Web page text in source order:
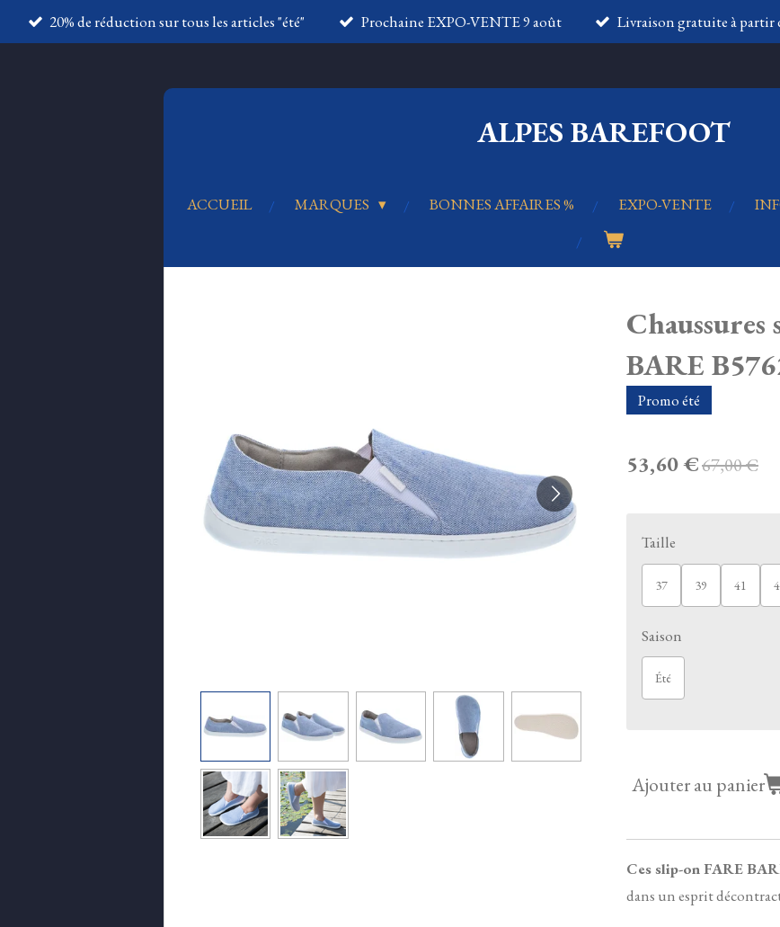
Passer
au
20% de réduction sur tous les articles "été" Prochaine EXPO-VENTE 9 août Livraison gratuite à partir
ALPES BAREFOOT
ACCUEIL MARQUES BONNES AFFAIRES % EXPO-VENTE
BARE
Promo été
53,60 €67,00 €
Taille
37 39 41
Saison
Été
Ajouter au panier
Ces slip-on FARE
dans un esprit